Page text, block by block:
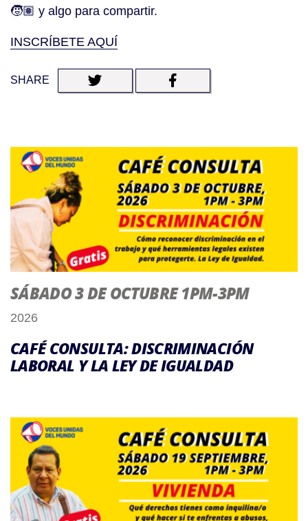
🧒🏽 y algo para compartir.
INSCRÍBETE AQUÍ
SHARE
SÁBADO 3 DE OCTUBRE 1PM-3PM
2026
CAFÉ CONSULTA: DISCRIMINACIÓN
LABORAL Y LA LEY DE IGUALDAD